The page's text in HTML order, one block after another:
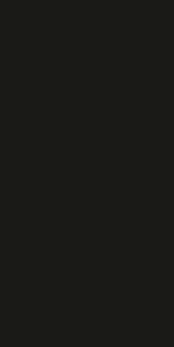
conhecer o
ser o mesmo de sua
conhecer o elenco.
mas o time
vantagem, não.